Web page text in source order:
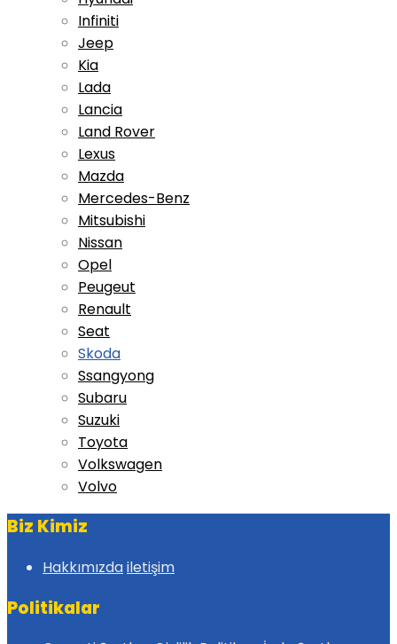
Infiniti
Jeep
Kia
Lada
Lancia
Land Rover
Lexus
Mazda
Mercedes-Benz
Mitsubishi
Nissan
Opel
Peugeut
Renault
Seat
Skoda
Ssangyong
Subaru
Suzuki
Toyota
Volkswagen
Volvo
Biz Kimiz
Hakkımızdailetişim
Politikalar